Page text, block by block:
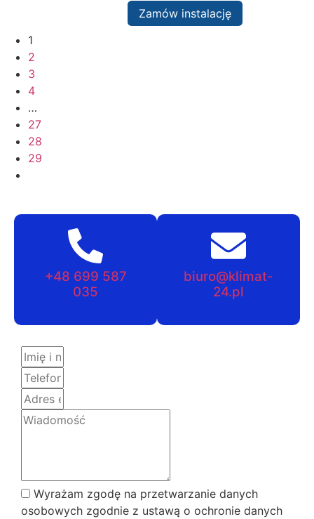
Zamów instalację
1
2
3
4
…
27
28
29
+48 699 587
035
biuro@klimat-
24.pl
Wyrażam zgodę na przetwarzanie danych
osobowych zgodnie z ustawą o ochronie danych